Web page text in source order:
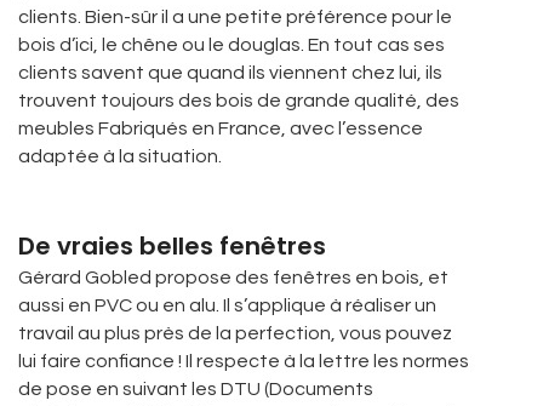
clients. Bien-sûr il a une petite préférence pour le
bois d’ici, le chêne ou le douglas. En tout cas ses
clients savent que quand ils viennent chez lui, ils
trouvent toujours des bois de grande qualité, des
meubles Fabriqués en France, avec l’essence
adaptée à la situation.
De vraies belles fenêtres
Gérard Gobled propose des fenêtres en bois, et
aussi en PVC ou en alu. Il s’applique à réaliser un
travail au plus près de la perfection, vous pouvez
lui faire confiance ! Il respecte à la lettre les normes
de pose en suivant les DTU (Documents